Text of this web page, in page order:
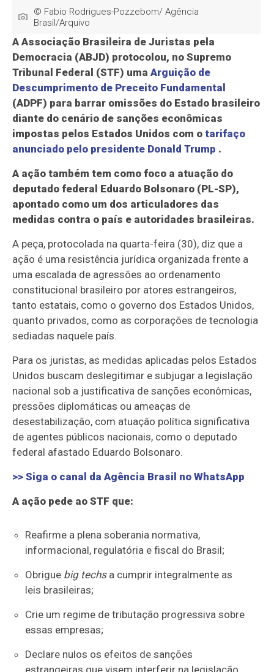
© Fabio Rodrigues-Pozzebom/ Agência
Brasil/Arquivo
A Associação Brasileira de Juristas pela
Democracia (ABJD) protocolou, no Supremo
Tribunal Federal (STF) umaArguição de
Descumprimento de Preceito Fundamental
(ADPF) para barrar omissões do Estado brasileiro
diante do cenário de sanções econômicas
impostas pelos Estados Unidos com otarifaço
anunciado pelo presidente Donald Trump .
A ação também tem como foco a atuação do
deputado federal Eduardo Bolsonaro (PL-SP),
apontado como um dos articuladores das
medidas contra o país e autoridades brasileiras.
A peça, protocolada na quarta-feira (30), diz que a
ação é uma resistência jurídica organizada frente a
uma escalada de agressões ao ordenamento
constitucional brasileiro por atores estrangeiros,
tanto estatais, como o governo dos Estados Unidos,
quanto privados, como as corporações de tecnologia
sediadas naquele país.
Para os juristas, as medidas aplicadas pelos Estados
Unidos buscam deslegitimar e subjugar a legislação
nacional sob a justificativa de sanções econômicas,
pressões diplomáticas ou ameaças de
desestabilização, com atuação política significativa
de agentes públicos nacionais, como o deputado
federal afastado Eduardo Bolsonaro.
>> Siga o canal daAgência Brasil no WhatsApp
A ação pede ao STF que:
Reafirme a plena soberania normativa,
informacional, regulatória e fiscal do Brasil;
Obrigue big techsa cumprir integralmente as
leis brasileiras;
Crie um regime de tributação progressiva sobre
essas empresas;
Declare nulos os efeitos de sanções